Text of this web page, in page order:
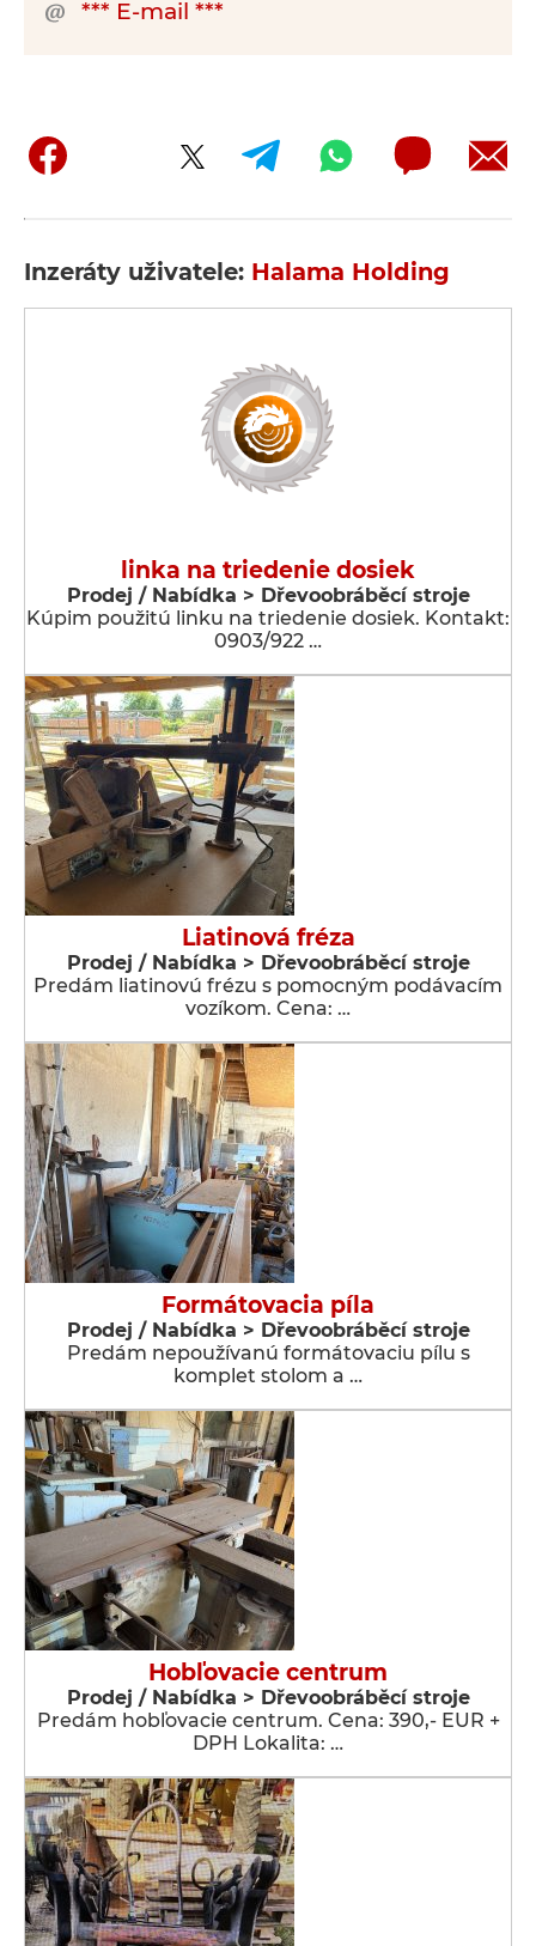
*** E-mail ***
Inzeráty uživatele: Halama Holding
linka na triedenie dosiek
Prodej / Nabídka > Dřevoobráběcí stroje
Kúpim použitú linku na triedenie dosiek. Kontakt:
0903/922 …
Liatinová fréza
Prodej / Nabídka > Dřevoobráběcí stroje
Predám liatinovú frézu s pomocným podávacím
vozíkom. Cena: …
Formátovacia píla
Prodej / Nabídka > Dřevoobráběcí stroje
Predám nepoužívanú formátovaciu pílu s
komplet stolom a …
Hobľovacie centrum
Prodej / Nabídka > Dřevoobráběcí stroje
Predám hobľovacie centrum. Cena: 390,- EUR +
DPH Lokalita: …